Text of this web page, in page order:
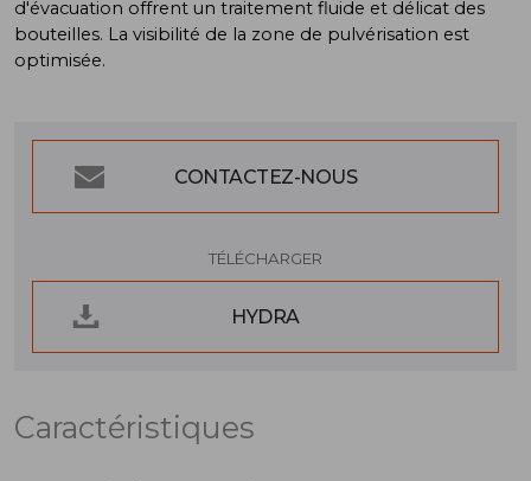
d'évacuation offrent un traitement fluide et délicat des
bouteilles. La visibilité de la zone de pulvérisation est
optimisée.
CONTACTEZ-NOUS
TÉLÉCHARGER
HYDRA
Caractéristiques